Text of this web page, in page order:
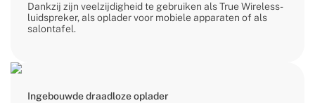
Dankzij zijn veelzijdigheid te gebruiken als True Wireless-
luidspreker, als oplader voor mobiele apparaten of als
salontafel.
Ingebouwde draadloze oplader